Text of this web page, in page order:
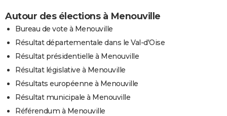
Autour des élections à Menouville
Bureau de vote à Menouville
Résultat départementale dans le Val-d'Oise
Résultat présidentielle à Menouville
Résultat législative à Menouville
Résultats européenne à Menouville
Résultat municipale à Menouville
Référendum à Menouville